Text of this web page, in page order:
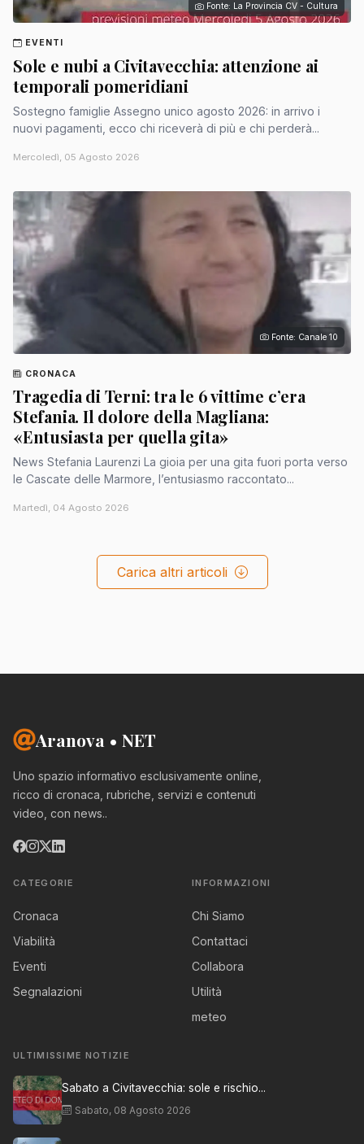
Fonte: La Provincia CV - Cultura
EVENTI
Sole e nubi a Civitavecchia: attenzione ai
temporali pomeridiani
Sostegno famiglie Assegno unico agosto 2026: in arrivo i
nuovi pagamenti, ecco chi riceverà di più e chi perderà...
Mercoledì, 05 Agosto 2026
Fonte: Canale 10
CRONACA
Tragedia di Terni: tra le 6 vittime c’era
Stefania. Il dolore della Magliana:
«Entusiasta per quella gita»
News Stefania Laurenzi La gioia per una gita fuori porta verso
le Cascate delle Marmore, l’entusiasmo raccontato...
Martedì, 04 Agosto 2026
Carica altri articoli
Aranova • NET
Uno spazio informativo esclusivamente online,
ricco di cronaca, rubriche, servizi e contenuti
video, con news..
CATEGORIE
Cronaca
Viabilità
Eventi
Segnalazioni
INFORMAZIONI
Chi Siamo
Contattaci
Collabora
Utilità
meteo
ULTIMISSIME NOTIZIE
Sabato a Civitavecchia: sole e rischio...
Sabato, 08 Agosto 2026